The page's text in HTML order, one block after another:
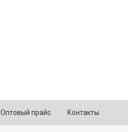
Оптовый прайс Контакты